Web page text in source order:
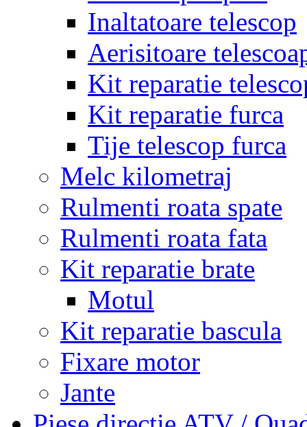
Inaltatoare telescop
Aerisitoare
Kit reparatie
Kit reparatie furca
Tije telescop furca
Melc kilometraj
Rulmenti roata spate
Rulmenti roata fata
Kit reparatie brate
Motul
Kit reparatie bascula
Fixare motor
Jante